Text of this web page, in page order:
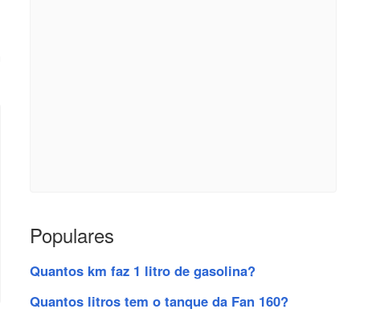
Populares
Quantos km faz 1 litro de gasolina?
Quantos litros tem o tanque da Fan 160?